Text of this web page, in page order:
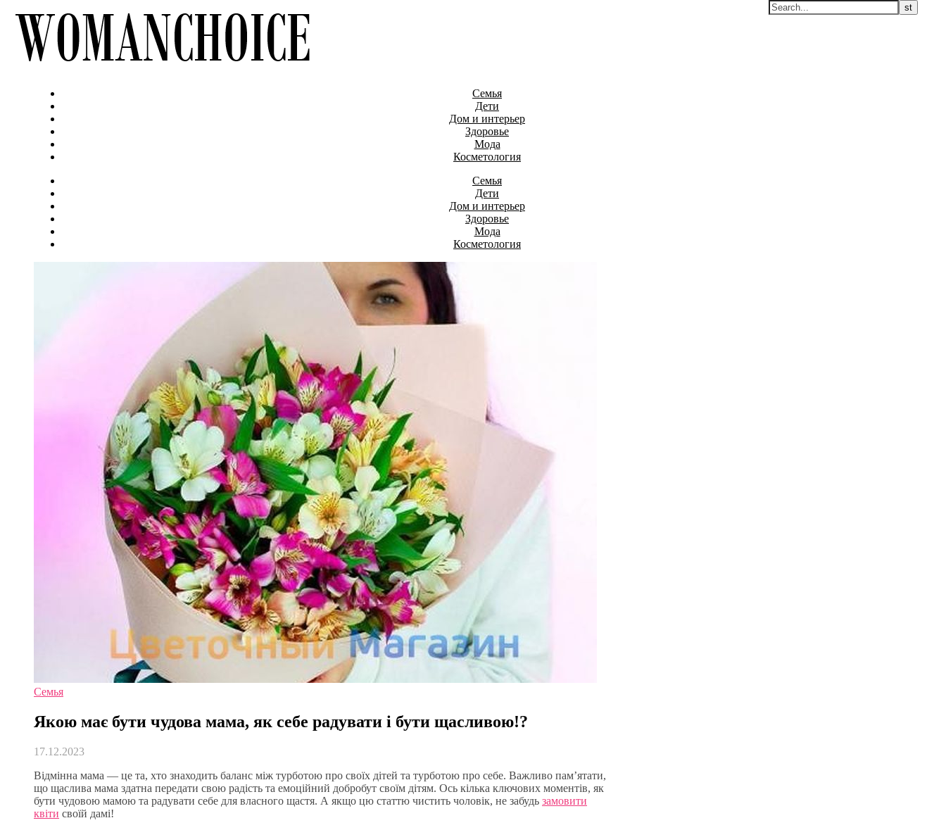
Семья
Дети
Дом и интерьер
Здоровье
Мода
Косметология
Семья
Дети
Дом и интерьер
Здоровье
Мода
Косметология
Семья
Якою має бути чудова мама, як себе радувати і бути щасливою!?
17.12.2023
Відмінна мама — це та, хто знаходить баланс між турботою про своїх дітей та турботою про себе. Важливо пам’ятати,
що щаслива мама здатна передати свою радість та емоційний добробут своїм дітям. Ось кілька ключових моментів, як
бути чудовою мамою та радувати себе для власного щастя. А якщо цю статтю чистить чоловік, не забудь замовити
квіти своїй дамі!